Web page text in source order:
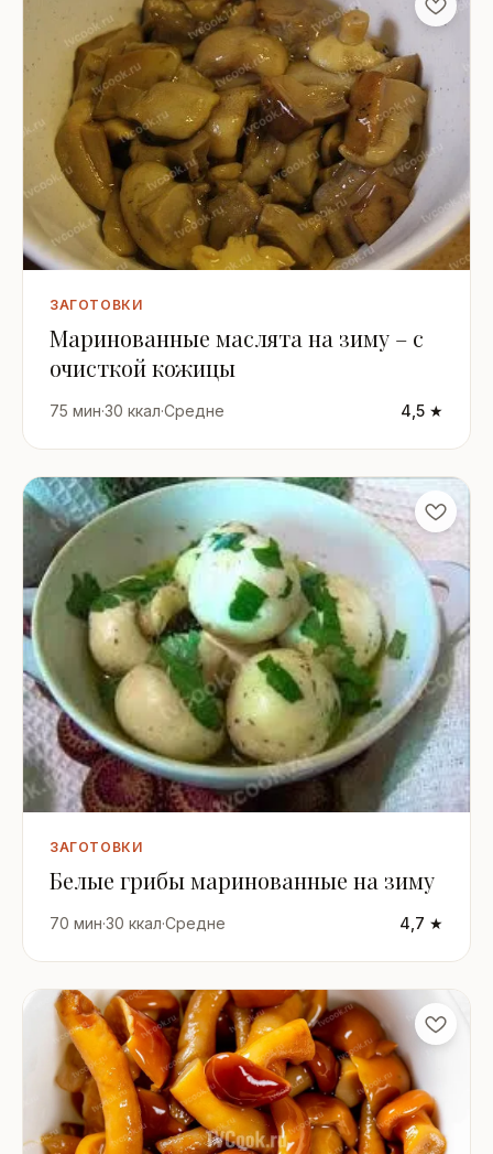
ЗАГОТОВКИ
Маринованные маслята на зиму – с
очисткой кожицы
75 мин·30 ккал·Средне 4,5 ★
ЗАГОТОВКИ
Белые грибы маринованные на зиму
70 мин·30 ккал·Средне 4,7 ★